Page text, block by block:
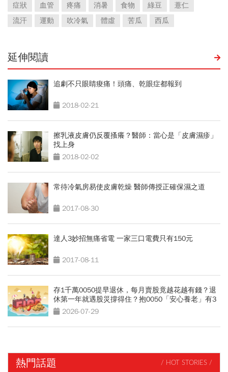
症狀 血管 疼痛 消暑 食物 綠豆
薏仁
流汗
運動 吹冷氣 體虛 苦瓜 西瓜
延伸閱讀
追劇不只眼睛痠痛！頭痛、乾眼症都報到
2018-02-21
擦乳液皮膚仍反覆搔癢？醫師：當心是「皮膚濕疹」
找上身
2018-02-02
常待冷氣房易使皮膚乾燥 醫師傳授正確保濕之道
2017-08-30
達人3妙招無痛省電 一家三口電費只有150元
2017-08-11
存1千萬0050提早退休，每月賣股竟越花越有錢？退
休第一年就遇股災撐得住？抱0050「安心養老」有3
條件2026-07-29
熱門話題 / HOT STORIES /